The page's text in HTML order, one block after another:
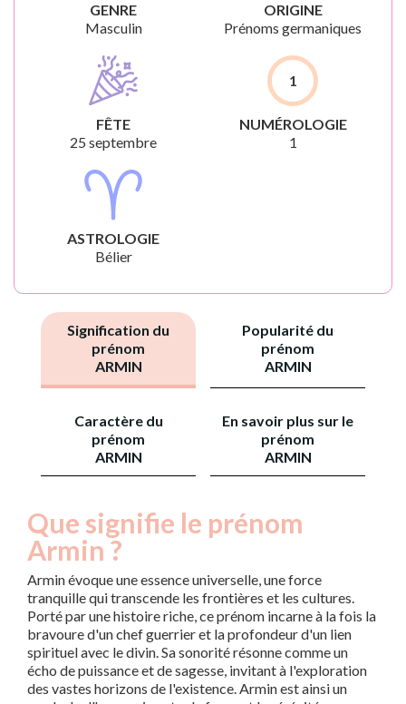
GENRE
Masculin
ORIGINE
Prénoms germaniques
FÊTE
25 septembre
1
NUMÉROLOGIE
1
ASTROLOGIE
Bélier
Signification du
prénom
ARMIN
Popularité du
prénom
ARMIN
Caractère du
prénom
ARMIN
En savoir plus sur le
prénom
ARMIN
Que signifie le prénom
Armin ?
Armin évoque une essence universelle, une force
tranquille qui transcende les frontières et les cultures.
Porté par une histoire riche, ce prénom incarne à la fois la
bravoure d'un chef guerrier et la profondeur d'un lien
spirituel avec le divin. Sa sonorité résonne comme un
écho de puissance et de sagesse, invitant à l'exploration
des vastes horizons de l'existence. Armin est ainsi un